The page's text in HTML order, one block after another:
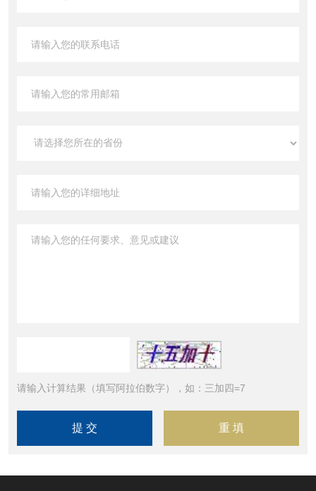
请输入计算结果（填写阿拉伯数字），如：三加四=7